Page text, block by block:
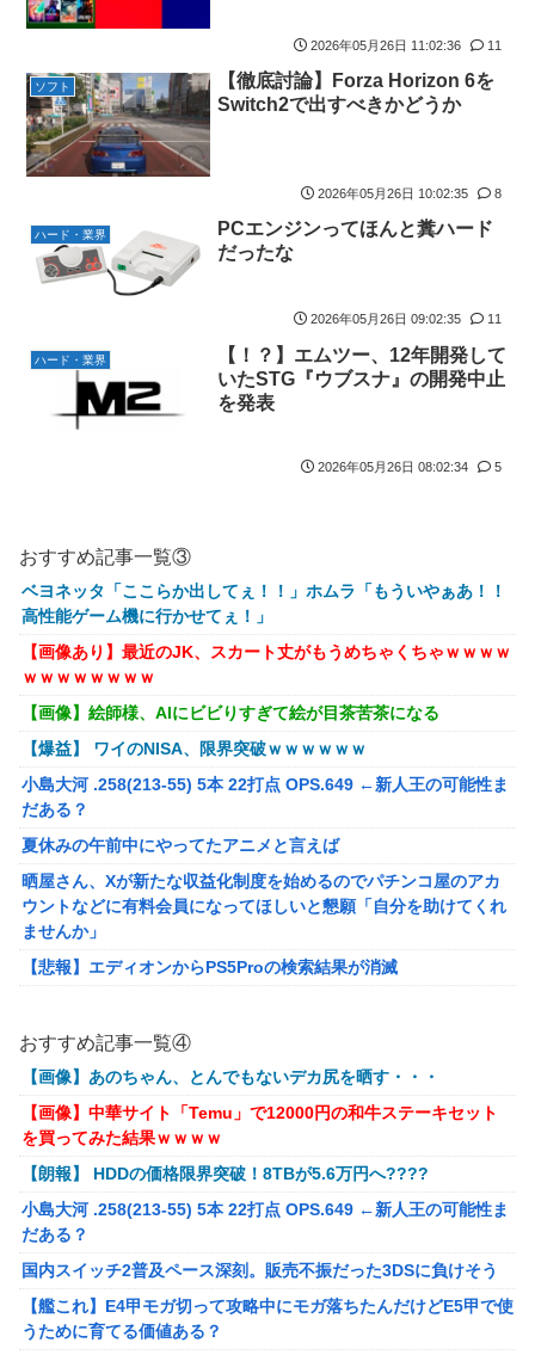
2026年05月26日 11:02:36 11
ソフト
【徹底討論】Forza Horizon 6を
Switch2で出すべきかどうか
2026年05月26日 10:02:35 8
ハード・業界
PCエンジンってほんと糞ハード
だったな
2026年05月26日 09:02:35 11
ハード・業界
【！？】エムツー、12年開発して
いたSTG『ウブスナ』の開発中止
を発表
2026年05月26日 08:02:34 5
おすすめ記事一覧③
ベヨネッタ「ここらか出してぇ！！」ホムラ「もういやぁあ！！
高性能ゲーム機に行かせてぇ！」
【画像あり】最近のJK、スカート丈がもうめちゃくちゃｗｗｗｗ
ｗｗｗｗｗｗｗｗ
【画像】絵師様、AIにビビりすぎて絵が目茶苦茶になる
【爆益】 ワイのNISA、限界突破ｗｗｗｗｗｗ
小島大河 .258(213-55) 5本 22打点 OPS.649 ←新人王の可能性ま
だある？
夏休みの午前中にやってたアニメと言えば
晒屋さん、Xが新たな収益化制度を始めるのでパチンコ屋のアカ
ウントなどに有料会員になってほしいと懇願「自分を助けてくれ
ませんか」
【悲報】エディオンからPS5Proの検索結果が消滅
※ガンダム ガンキャノン ガンタンク ガン○○○ ←一番違和
感ないV作戦の4機目を考えた奴が優勝
【オリジナル可動フィギュア】WIND TOYS「タイタン スーパー
アクションマッスルボディ」可動フィギュア各種【予約開始】
【重音テト】コナミデフォルメフィギュア「重音テト 通常衣装
Ver.」「重音テト SV衣装Ver.」【彩色原型公開】
国内スイッチ2普及ペース深刻。販売不振だった3DSに負けそう
【艦これ】E4甲モガ切って攻略中にモガ落ちたんだけどE5甲で使
うために育てる価値ある？
RPGでレベル上げまくってボスも余裕にするやつｗｗｗｗ
おすすめ記事一覧④
【画像】あのちゃん、とんでもないデカ尻を晒す・・・
【画像】中華サイト「Temu」で12000円の和牛ステーキセット
を買ってみた結果ｗｗｗｗ
【朗報】 HDDの価格限界突破！8TBが5.6万円へ????
小島大河 .258(213-55) 5本 22打点 OPS.649 ←新人王の可能性ま
だある？
国内スイッチ2普及ペース深刻。販売不振だった3DSに負けそう
【艦これ】E4甲モガ切って攻略中にモガ落ちたんだけどE5甲で使
うために育てる価値ある？